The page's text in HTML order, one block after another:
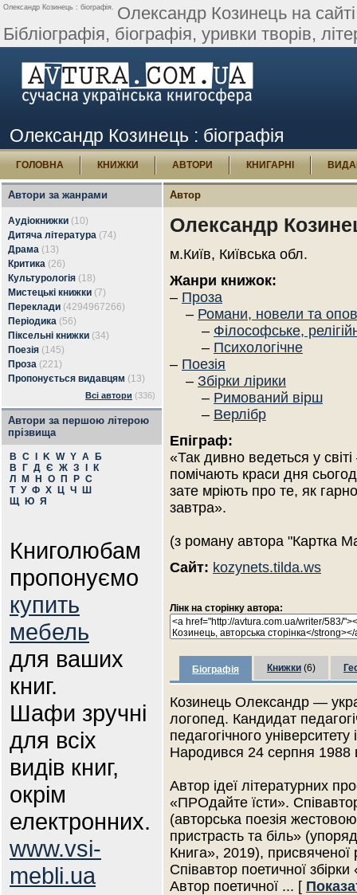
Олександр Козинець : біографія. Олександр Козинець на сайті
Бібліографія, біографія, уривки творів,
Олександр Козинець : біографія
ГОЛОВНА КНИЖКИ АВТОРИ КНИГАРНІ
Автори за жанрами
Аудіокнижки (10)
Дитяча література (74)
Драма (13)
Критика (26)
Культурологія (18)
Мистецькі книжки (7)
Переклади (4294967266)
Періодика (56)
Піксельні книжки (34)
Поезія (145)
Проза (221)
Пропонується видавцям (13)
Всі автори (336)
Автори за першою літерою
прізвища
B C K W Y А
Б
В
Г Д Є Ж З
К
Л
М Н О П Р С
Т У Ф Х Ц Ч
Ш
Щ
Ю Я
Книголюбам
пропонуємо
купить
мебель
для ваших
книг.
Шафи зручні
для всіх
видів книг,
окрім
електронних.
www.vsi-
mebli.ua
Автор
Олександр
м.Київ, Київська обл.
Жанри книжок:
– Проза
– Романи, новели та
– Філософське,
– Психологічне
– Поезія
– Збірки лірики
– Римований вірш
– Верлібр
Епіграф:
«Так дивно ведеться у
помічають краси дня
зате мріють про те, як
завтра».
(з роману автора "Картка
Сайт: kozynets.tilda.ws
Лінк на сторінку автора:
Біографія Книжки (6)
Козинець Олександр —
логопед. Кандидат
педагогічного
Народився 24 серпня 1988
Автор ідеї літературних
«ПРОдайте їсти».
(авторська поезія
пристрасть та біль»
Книга», 2019), присвяченої
Співавтор поетичної
Автор поетичної ... [